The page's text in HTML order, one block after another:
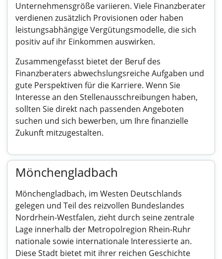
Unternehmensgröße variieren. Viele Finanzberater
verdienen zusätzlich Provisionen oder haben
leistungsabhängige Vergütungsmodelle, die sich
positiv auf ihr Einkommen auswirken.
Zusammengefasst bietet der Beruf des
Finanzberaters abwechslungsreiche Aufgaben und
gute Perspektiven für die Karriere. Wenn Sie
Interesse an den Stellenausschreibungen haben,
sollten Sie direkt nach passenden Angeboten
suchen und sich bewerben, um Ihre finanzielle
Zukunft mitzugestalten.
Mönchengladbach
Mönchengladbach, im Westen Deutschlands
gelegen und Teil des reizvollen Bundeslandes
Nordrhein-Westfalen, zieht durch seine zentrale
Lage innerhalb der Metropolregion Rhein-Ruhr
nationale sowie internationale Interessierte an.
Diese Stadt bietet mit ihrer reichen Geschichte